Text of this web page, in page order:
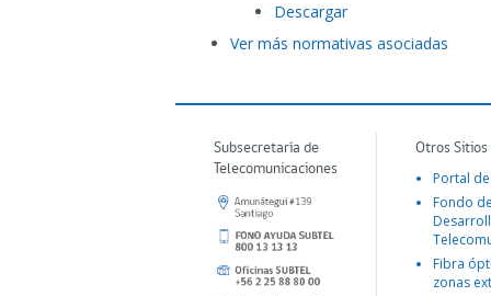
Descargar
Ver más normativas asociadas
Subsecretaría de
Telecomunicaciones
Otros
Portal
Fondo
Fibra
zonas